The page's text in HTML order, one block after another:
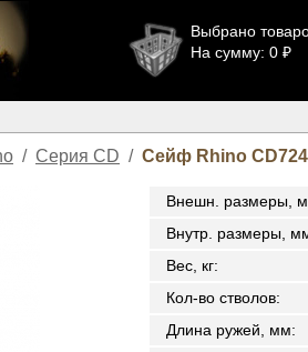
Выбрано
На сумму: 0 ₽
/ Серия CD / Сейф Rhino
Внешн. размеры,
Внутр. размеры,
Вес, кг:
Кол-во стволов:
Длина ружей, мм: